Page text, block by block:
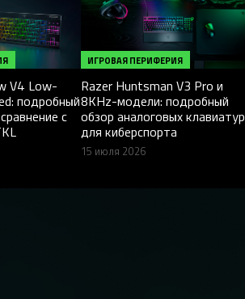
V4 Low-
подробный
с
ИГРОВАЯ ПЕРИФЕРИЯ
Razer Huntsman V3 Pro и
8KHz-модели: подробный
обзор аналоговых клавиатур
для киберспорта
15 июля 2026